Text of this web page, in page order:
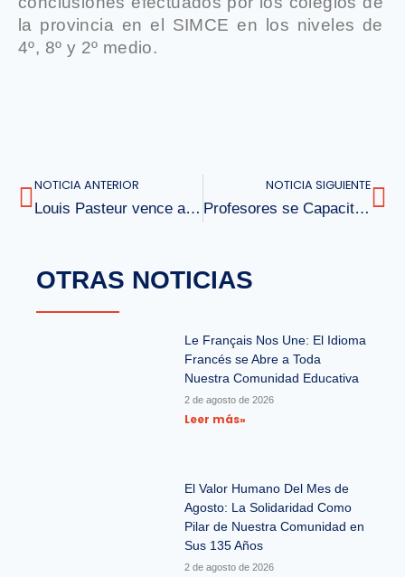
la provincia en el SIMCE en los niveles de
4º, 8º y 2º medio.
NOTICIA ANTERIOR
Louis Pasteur vence a Angol y avanza en torneo sub 14
NOTICIA SIGUIENTE
Profesores se Capacitan en Nuevas Estrategias de Aprendizaje
OTRAS NOTICIAS
Le Français Nos Une: El Idioma
Francés se Abre a Toda
Nuestra Comunidad Educativa
2 de agosto de 2026
Leer más»
El Valor Humano Del Mes de
Agosto: La Solidaridad Como
Pilar de Nuestra Comunidad en
Sus 135 Años
2 de agosto de 2026